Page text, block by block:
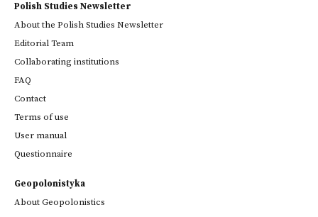
Polish Studies Newsletter
About the Polish Studies Newsletter
Editorial Team
Collaborating institutions
FAQ
Contact
Terms of use
User manual
Questionnaire
Geopolonistyka
About Geopolonistics